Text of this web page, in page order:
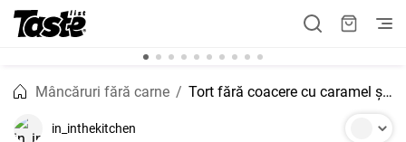
Mâncăruri fără carne Tort fără coacere cu caramel și ciocolată
in_inthekitchen